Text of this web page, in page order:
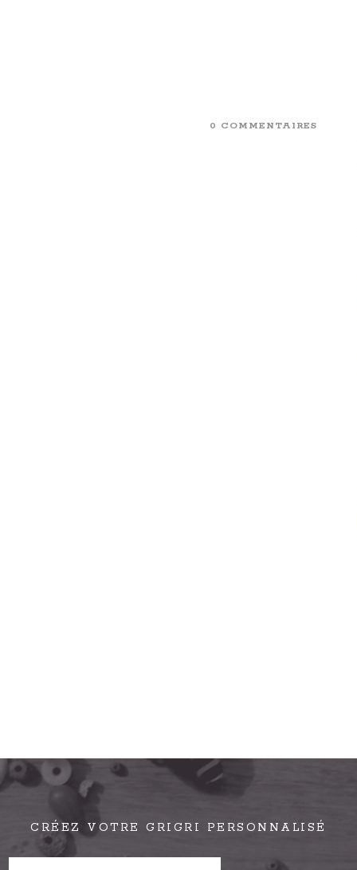
0 COMMENTAIRES
CRÉEZ VOTRE GRIGRI PERSONNALISÉ